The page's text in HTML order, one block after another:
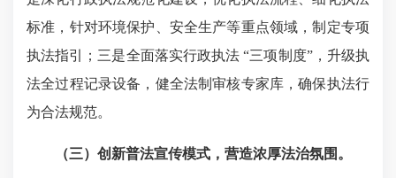
标准，针对环境保护、安全生产等重点领域，制定专项
执法指引；三是全面落实行政执法 “三项制度”，升级执
法全过程记录设备，健全法制审核专家库，确保执法行
为合法规范。
（三）创新普法宣传模式，营造浓厚法治氛围。